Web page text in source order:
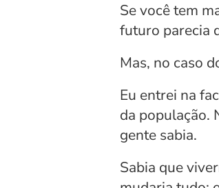
Se você tem
futuro parecia
Mas, no caso
Eu entrei na
da população.
gente sabia.
Sabia que